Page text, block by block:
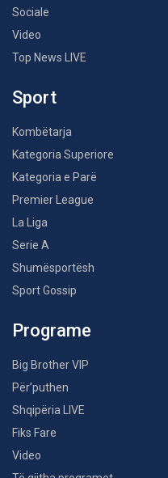
Sociale
Video
Top News LIVE
Sport
Kombëtarja
Kategoria Superiore
Kategoria e Parë
Premier League
La Liga
Serie A
Shumësportësh
Sport Gossip
Programe
Big Brother VIP
Për’puthen
Shqipëria LIVE
Fiks Fare
Video